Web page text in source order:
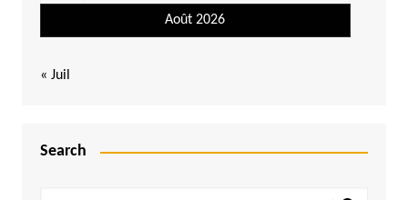
Août 2026
« Juil
Search